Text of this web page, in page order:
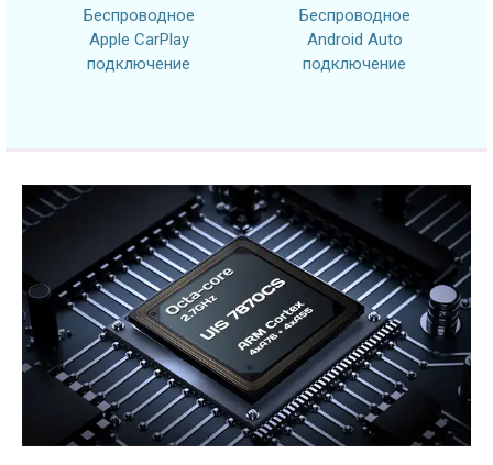
Беспроводное
Apple CarPlay
подключение
Беспроводное
Android Auto
подключение